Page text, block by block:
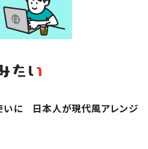
いに 日本人が現代風アレンジ